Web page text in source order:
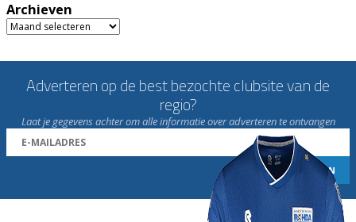
Archieven
Archieven
Adverteren op de best bezochte clubsite van de
regio?
Laat je gegevens achter om alle informatie over adverteren te ontvangen